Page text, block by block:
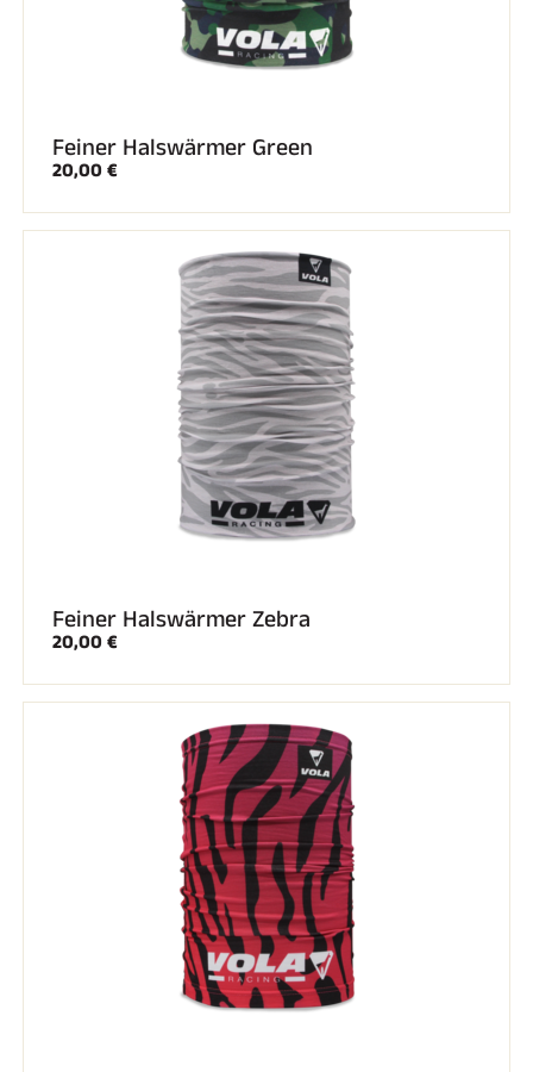
SKIFAHREN IN JEDEM GELÄNDE
SKILANGLAUF
Feiner Halswärmer Green
20,00 €
Feiner Halswärmer Zebra
20,00 €